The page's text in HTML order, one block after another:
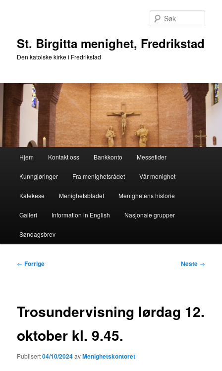
St. Birgitta menighet, Fredrikstad
Den katolske kirke i Fredrikstad
Hjem Kontakt oss Bankkonto Messetider
Kunngjøringer Fra menighetsrådet Vår menighet
Katekese Menighetsbladet Menighetens historie
Galleri Information in English Nasjonale grupper
Søndagsbrev
Innleggsnavigasjon
← Forrige Neste →
Trosundervisning lørdag 12.
oktober kl. 9.45.
Publisert04/10/2024avMenighetskontoret